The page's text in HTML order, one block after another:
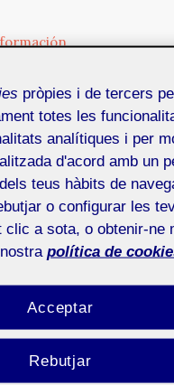
pròpies i de tercers
totes les
analítiques i per
d'acord amb un
teus hàbits de
o configurar les
clic a sota, o obtenir-ne
política de
Rebutjar
Acceptar